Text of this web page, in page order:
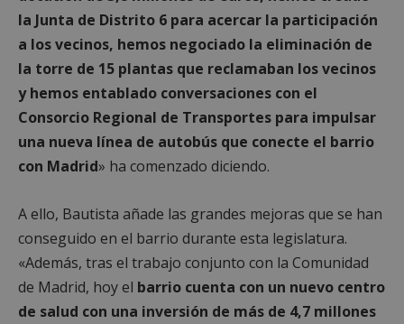
la Junta de Distrito 6 para acercar la participación
a los vecinos, hemos negociado la eliminación de
la torre de 15 plantas que reclamaban los vecinos
y hemos entablado conversaciones con el
Consorcio Regional de Transportes para impulsar
una nueva línea de autobús que conecte el barrio
con Madrid» ha comenzado diciendo.
A ello, Bautista añade las grandes mejoras que se han
conseguido en el barrio durante esta legislatura.
«Además, tras el trabajo conjunto con la Comunidad
de Madrid, hoy el barrio cuenta con un nuevo centro
de salud con una inversión de más de 4,7 millones
Cookies no clasificadas
Cookies de rendimiento
Cookies de funcionalidad